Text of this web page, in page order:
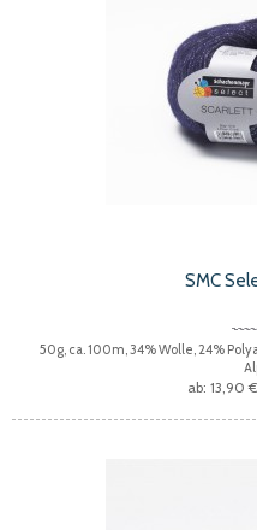
SMC
50g, ca. 100m, 34% Wolle, 24%
13,90 €